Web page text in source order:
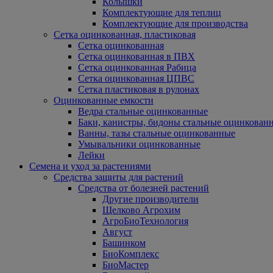
Комплектующие для теплиц
Комплектующие для производства
Сетка оцинкованная, пластиковая
Сетка оцинкованная
Сетка оцинкованная в ПВХ
Сетка оцинкованная Рабица
Сетка оцинкованная ЦПВС
Сетка пластиковая в рулонах
Оцинкованные емкости
Ведра стальные оцинкованные
Баки, канистры, бидоны стальные
Ванны, тазы стальные оцинкованные
Умывальники оцинкованные
Лейки
Семена и уход за растениями
Средства защиты для растений
Средства от болезней растений
Другие производители
Щелково Агрохим
АгроБиоТехнология
Август
Башинком
БиоКомплекс
БиоМастер